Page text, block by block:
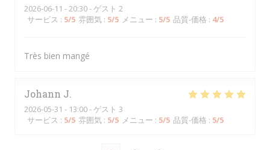
2026-06-11 - 20:30 - ゲスト 2
サービス : 5/5 雰囲気 : 5/5 メニュー : 5/5 品質-価格 : 4/5
Très bien mangé
Johann J
2026-05-31 - 13:00 - ゲスト 3
サービス : 5/5 雰囲気 : 5/5 メニュー : 5/5 品質-価格 : 5/5